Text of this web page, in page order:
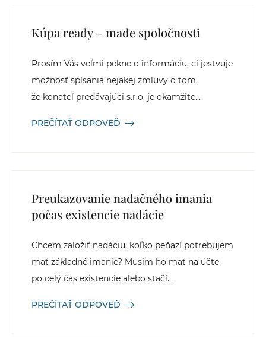
Kúpa ready – made spoločnosti
Prosím Vás veľmi pekne o informáciu, ci jestvuje
možnosť spísania nejakej zmluvy o tom,
že konateľ predávajúci s.r.o. je okamžite...
PREČÍTAŤ ODPOVEĎ
Preukazovanie nadačného imania
počas existencie nadácie
Chcem založiť nadáciu, koľko peňazí potrebujem
mať základné imanie? Musím ho mať na účte
po celý čas existencie alebo stačí...
PREČÍTAŤ ODPOVEĎ